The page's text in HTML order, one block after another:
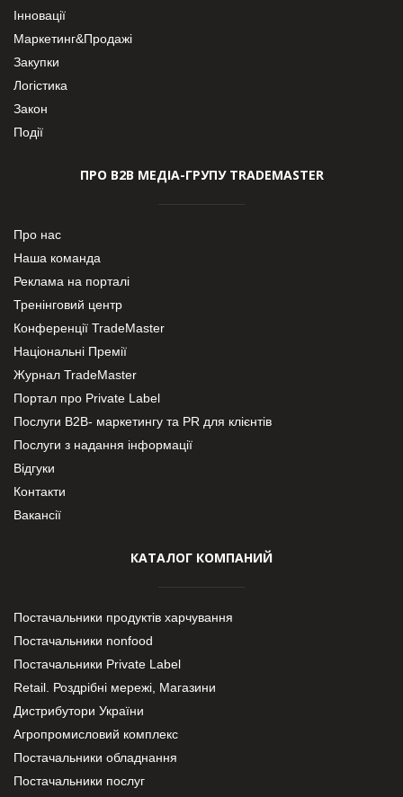
Інновації
Маркетинг&Продажі
Закупки
Логістика
Закон
Події
ПРО В2В МЕДІА-ГРУПУ TRADEMASTER
Про нас
Наша команда
Реклама на порталі
Тренінговий центр
Конференції TradeMaster
Національні Премії
Журнал TradeMaster
Портал про Private Label
Послуги В2В- маркетингу та PR для клієнтів
Послуги з надання інформації
Відгуки
Контакти
Вакансії
КАТАЛОГ КОМПАНИЙ
Постачальники продуктів харчування
Постачальники nonfood
Постачальники Private Label
Retail. Роздрібні мережі, Магазини
Дистрибутори України
Агропромисловий комплекс
Постачальники обладнання
Постачальники послуг